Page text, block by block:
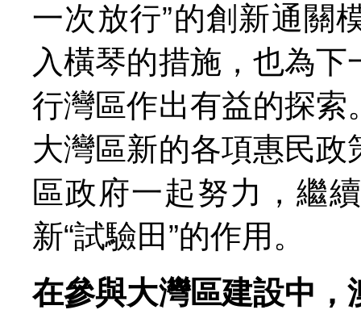
一次放行”的創新通關
入橫琴的措施，也為
行灣區作出有益的探
大灣區新的各項惠民
區政府一起努力，繼
新“試驗田”的作用。
在參與大灣區建設中